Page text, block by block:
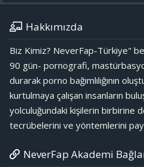
Hakkımızda
Biz Kimiz? NeverFap-Türkiye"
90 gün- pornografi,
durarak porno bağımlılığının
kurtulmaya çalışan insanların
yolculuğundaki kişilerin birbirine
tecrübelerini ve yöntemlerini
NeverFap Akademi